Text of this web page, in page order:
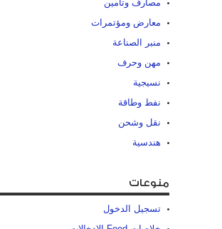
مصارف وتأمين
معارض ومؤتمرات
منبر الصناعة
مهن وحرف
نسيجية
نفط وطاقة
نقل وشحن
هندسية
منوعات
تسجيل الدخول